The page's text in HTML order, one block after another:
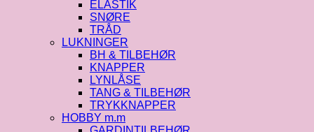
ELASTIK
SNØRE
TRÅD
LUKNINGER
BH & TILBEHØR
KNAPPER
LYNLÅSE
TANG & TILBEHØR
TRYKKNAPPER
HOBBY m.m